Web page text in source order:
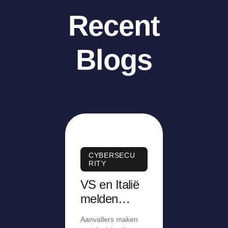
Recent
Blogs
CYBERSECU
RITY
VS en Italië
melden
Aanvallers maken